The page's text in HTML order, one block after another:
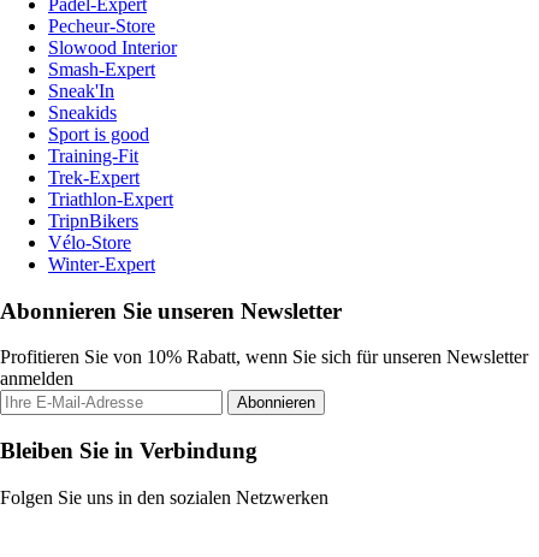
Padel-Expert
Pecheur-Store
Slowood Interior
Smash-Expert
Sneak'In
Sneakids
Sport is good
Training-Fit
Trek-Expert
Triathlon-Expert
TripnBikers
Vélo-Store
Winter-Expert
Abonnieren Sie unseren Newsletter
Profitieren Sie von 10% Rabatt, wenn Sie sich für unseren Newsletter
anmelden
Abonnieren
Bleiben Sie in Verbindung
Folgen Sie uns in den sozialen Netzwerken